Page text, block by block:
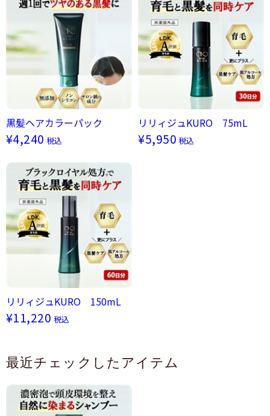
黒髪ヘアカラーパック
¥4,240 税込
リリィジュKURO 75mL
¥5,950 税込
リリィジュKURO 150mL
¥11,220 税込
最近チェックしたアイテム